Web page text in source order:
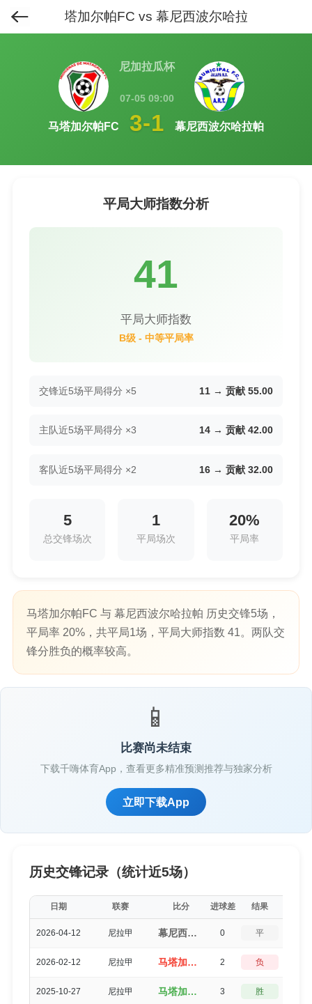
马塔加尔帕FC vs 幕尼西波尔哈拉帕
排行榜 平局大师榜
马塔加尔帕FC
尼加拉瓜杯
07-05 09:00
3-1 幕尼西波尔哈拉帕
平局大师指数分析
41
平局大师指数
B级 - 中等平局率
交锋近5场平局得分 ×5 11 → 贡献 55.00
主队近5场平局得分 ×3 14 → 贡献 42.00
客队近5场平局得分 ×2 16 → 贡献 32.00
5
总交锋场次
1
平局场次
20%
平局率
马塔加尔帕FC 与 幕尼西波尔哈拉帕 历史交锋5场，
平局率 20%，共平局1场，平局大师指数 41。两队交
锋分胜负的概率较高。
📱
比赛尚未结束
下载千嗨体育App，查看更多精准预测推荐与独家分析
立即下载App
历史交锋记录（统计近5场）
日期 联赛 比分 进球差 结果
2026-04-12 尼拉甲 幕尼西波尔哈拉帕（1-1）马塔加尔帕FC 0 平
2026-02-12 尼拉甲 马塔加尔帕FC（1-3）幕尼西波尔哈拉帕 2 负
2025-10-27 尼拉甲 马塔加尔帕FC（3-0）幕尼西波尔哈拉帕 3 胜